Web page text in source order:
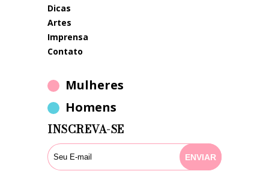
dicas
artes
imprensa
contato
Mulheres
Homens
INSCREVA-SE